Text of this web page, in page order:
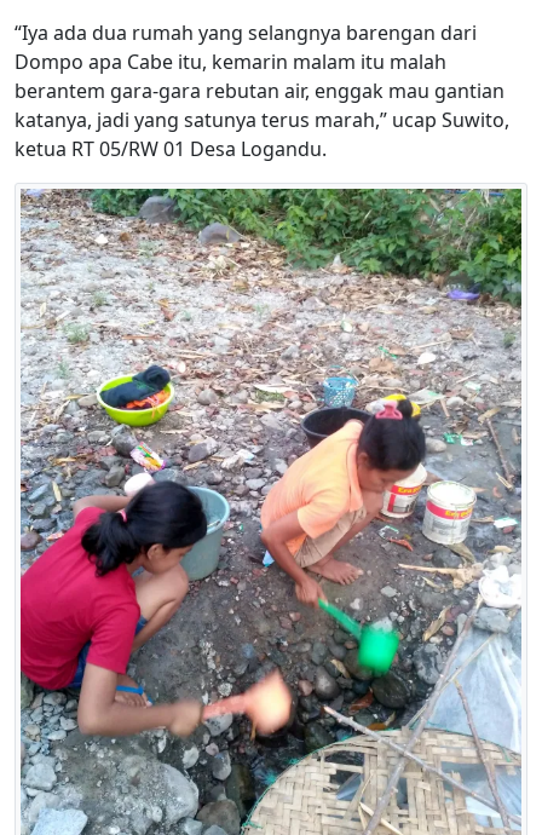
“Iya ada dua rumah yang selangnya barengan dari
Dompo apa Cabe itu, kemarin malam itu malah
berantem gara-gara rebutan air, enggak mau gantian
katanya, jadi yang satunya terus marah,” ucap Suwito,
ketua RT 05/RW 01 Desa Logandu.